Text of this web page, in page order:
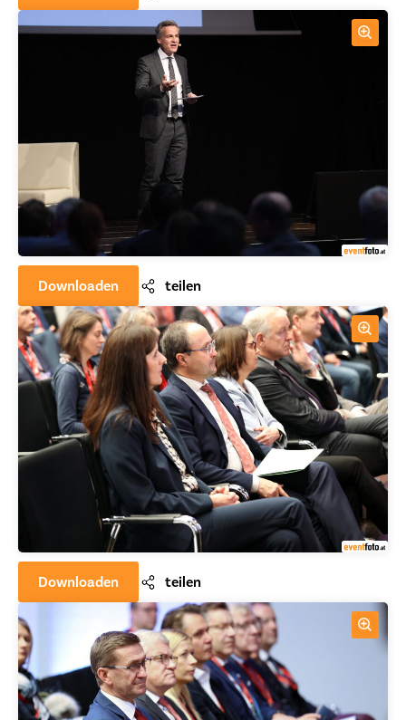
Downloaden teilen
Downloaden teilen